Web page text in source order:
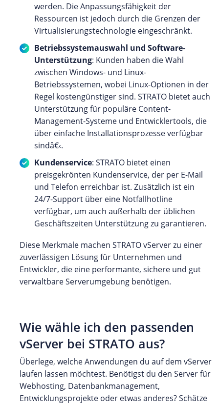
werden. Die Anpassungsfähigkeit der
Ressourcen ist jedoch durch die Grenzen der
Virtualisierungstechnologie eingeschränkt.
Betriebssystemauswahl und Software-
Unterstützung: Kunden haben die Wahl
zwischen Windows- und Linux-
Betriebssystemen, wobei Linux-Optionen in der
Regel kostengünstiger sind. STRATO bietet auch
Unterstützung für populäre Content-
Management-Systeme und Entwicklertools, die
über einfache Installationsprozesse verfügbar
sindâ€‹.
Kundenservice: STRATO bietet einen
preisgekrönten Kundenservice, der per E-Mail
und Telefon erreichbar ist. Zusätzlich ist ein
24/7-Support über eine Notfallhotline
verfügbar, um auch außerhalb der üblichen
Geschäftszeiten Unterstützung zu garantieren.
Diese Merkmale machen STRATO vServer zu einer
zuverlässigen Lösung für Unternehmen und
Entwickler, die eine performante, sichere und gut
verwaltbare Serverumgebung benötigen.
Wie wähle ich den passenden
vServer bei STRATO aus?
Überlege, welche Anwendungen du auf dem vServer
laufen lassen möchtest. Benötigst du den Server für
Webhosting, Datenbankmanagement,
Entwicklungsprojekte oder etwas anderes? Schätze